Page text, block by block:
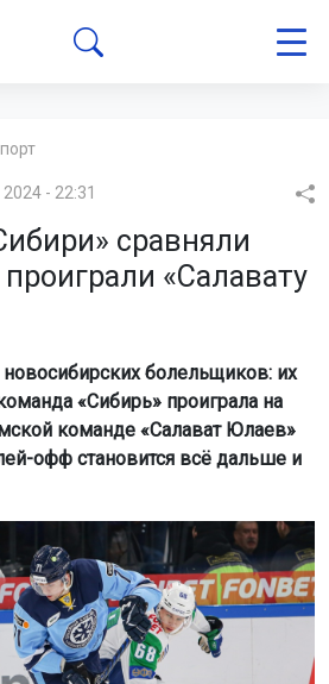
- 22:31
сравняли
«Салавату
болельщиков: их
«Сибирь» проиграла на
команде «Салават Юлаев»
офф становится всё дальше и